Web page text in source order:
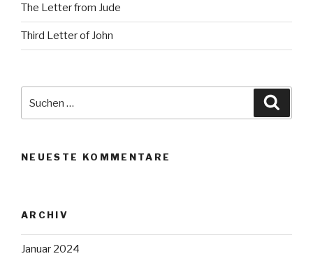
The Letter from Jude
Third Letter of John
NEUESTE KOMMENTARE
ARCHIV
Januar 2024